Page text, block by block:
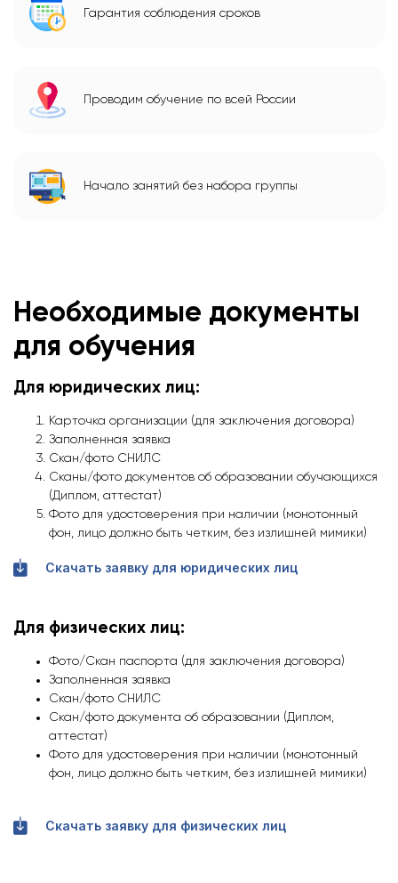
Гарантия соблюдения сроков
Проводим обучение по всей России
Начало занятий без набора группы
Необходимые документы
для обучения
Для юридических лиц:
Карточка организации (для заключения договора)
Заполненная заявка
Скан/фото СНИЛС
Сканы/фото документов об образовании обучающихся
(Диплом, аттестат)
Фото для удостоверения при наличии (монотонный
фон, лицо должно быть четким, без излишней мимики)
Скачать заявку для юридических лиц
Для физических лиц:
Фото/Скан паспорта (для заключения договора)
Заполненная заявка
Скан/фото СНИЛС
Скан/фото документа об образовании (Диплом,
аттестат)
Фото для удостоверения при наличии (монотонный
фон, лицо должно быть четким, без излишней мимики)
Скачать заявку для физических лиц